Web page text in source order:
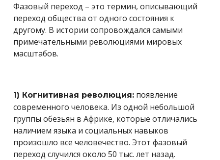
Фазовый переход – это термин, описывающий
переход общества от одного состояния к
другому. В истории сопровождался самыми
примечательными революциями мировых
масштабов.
1) Когнитивная революция: появление
современного человека. Из одной небольшой
группы обезьян в Африке, которые отличались
наличием языка и социальных навыков
произошло все человечество. Этот фазовый
переход случился около 50 тыс. лет назад.